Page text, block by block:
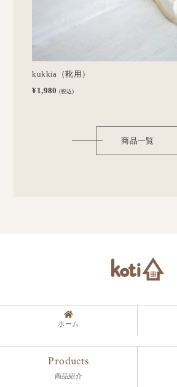
kukkia（靴用）
¥1,980(税込)
商品一覧
ホーム
Products
商品紹介